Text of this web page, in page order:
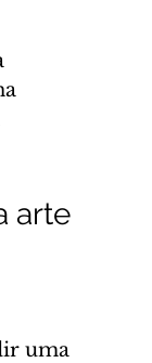
arte
uma